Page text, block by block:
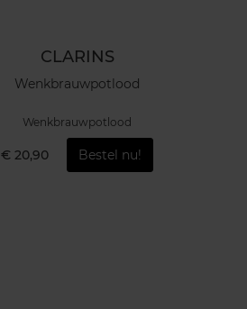
CLARINS
Wenkbrauwpotlood
Wenkbrauwpotlood
€ 20,90 Bestel nu!